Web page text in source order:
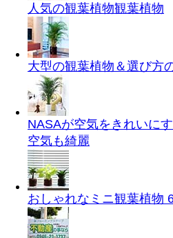
人気の観葉植物観葉植物
大型の観葉植物＆選び方
NASAが空気をきれいに
空気も綺麗
おしゃれなミニ観葉植物